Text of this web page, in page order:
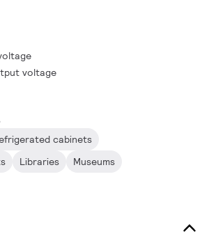
voltage
cabinets
Libraries Museums